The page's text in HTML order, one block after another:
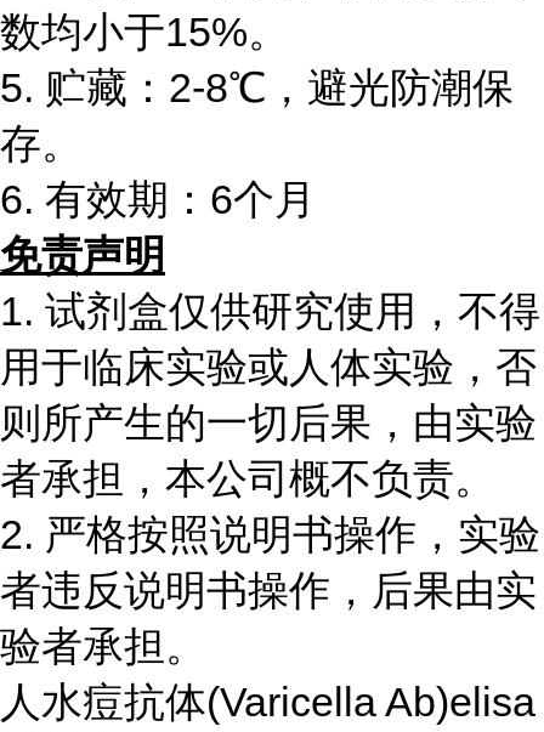
数均小于15%。
5. 贮藏：2-8℃，避光防潮保
存。
6. 有效期：6个月
免责声明
1. 试剂盒仅供研究使用，不得
用于临床实验或人体实验，否
则所产生的一切后果，由实验
者承担，本公司概不负责。
2. 严格按照说明书操作，实验
者违反说明书操作，后果由实
验者承担。
人水痘抗体(Varicella Ab)elisa